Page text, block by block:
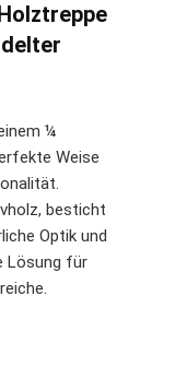
¼
Weise
besticht
Optik und
Lösung für